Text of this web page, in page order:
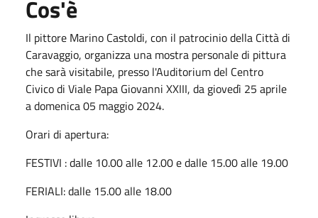
Cos'è
Il pittore Marino Castoldi, con il patrocinio della Città di
Caravaggio, organizza una mostra personale di pittura
che sarà visitabile, presso l'Auditorium del Centro
Civico di Viale Papa Giovanni XXIII, da giovedì 25 aprile
a domenica 05 maggio 2024.
Orari di apertura:
FESTIVI : dalle 10.00 alle 12.00 e dalle 15.00 alle 19.00
FERIALI: dalle 15.00 alle 18.00